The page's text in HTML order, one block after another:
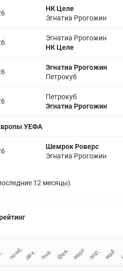
НК Целе
Эгнатиа Ррогожин
Эгнатиа Ррогожин
НК Целе
Эгнатиа Ррогожин
Петрокуб
Петрокуб
Эгнатиа Ррогожин
УЕФА
Шемрок Роверс
Эгнатиа Ррогожин
12 месяцы)